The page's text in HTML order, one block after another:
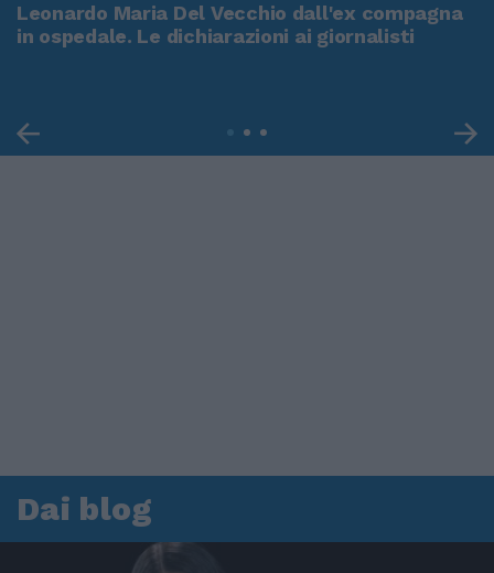
Leonardo Maria Del Vecchio dall'ex compagna
in ospedale. Le dichiarazioni ai giornalisti
Dai blog